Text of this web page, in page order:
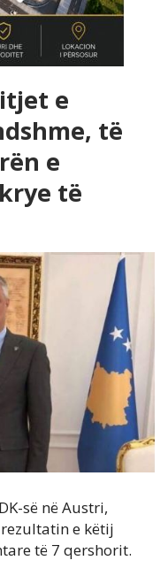
e
të
e
të
së në Austri,
e këtij
të 7 qershorit.